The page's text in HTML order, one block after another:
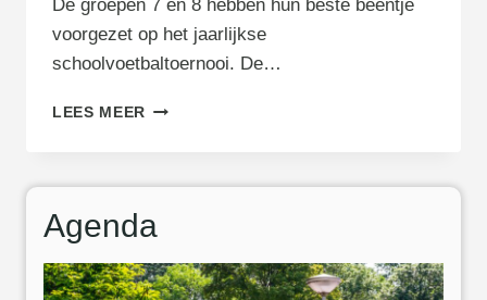
De groepen 7 en 8 hebben hun beste beentje
voorgezet op het jaarlijkse
schoolvoetbaltoernooi. De…
LEES MEER S
L
O
E
Agenda